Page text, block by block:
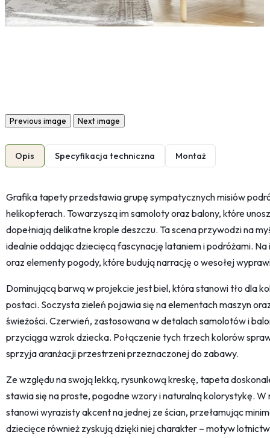
Previous image Next image
Opis Specyfikacja techniczna Montaż
Grafika tapety przedstawia grupę sympatycznych misiów
helikopterach. Towarzyszą im samoloty oraz balony, które
dopełniają delikatne krople deszczu. Ta scena przywodzi na
idealnie oddając dziecięcą fascynację lataniem i podróżami.
oraz elementy pogody, które budują narrację o wesołej
Dominującą barwą w projekcie jest biel, która stanowi tło dla
postaci. Soczysta zieleń pojawia się na elementach maszyn
świeżości. Czerwień, zastosowana w detalach samolotów i
przyciąga wzrok dziecka. Połączenie tych trzech kolorów
sprzyja aranżacji przestrzeni przeznaczonej do zabawy.
Ze względu na swoją lekką, rysunkową kreskę, tapeta
stawia się na proste, pogodne wzory i naturalną kolorystykę.
stanowi wyrazisty akcent na jednej ze ścian, przełamując
dziecięce również zyskują dzięki niej charakter – motyw